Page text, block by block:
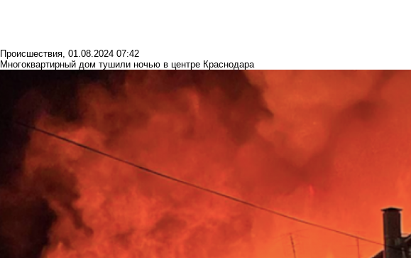
Происшествия, 01.08.2024 07:42
Многоквартирный дом тушили ночью в центре Краснодара